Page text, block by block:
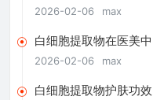
2026-02-06 max
白细胞提取物在医美
2026-02-06 max
白细胞提取物护肤功效